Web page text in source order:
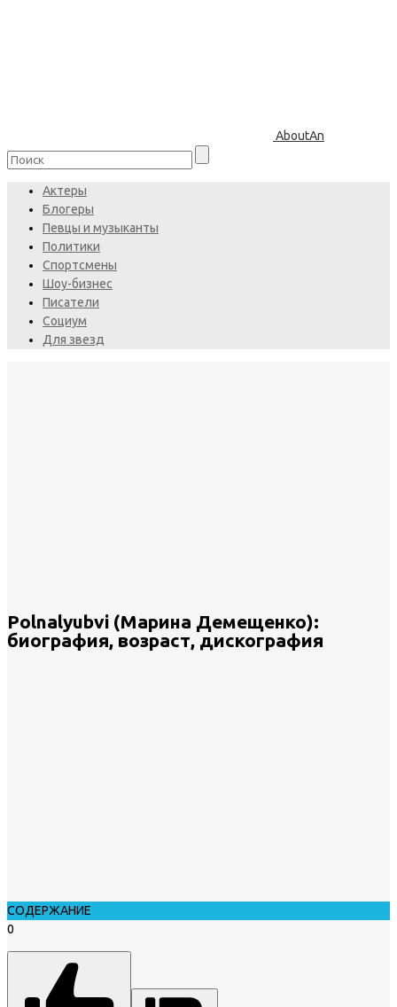
AboutAn
Актеры
Блогеры
Певцы и музыканты
Политики
Спортсмены
Шоу-бизнес
Писатели
Социум
Для звезд
Polnalyubvi (Марина Демещенко):
биография, возраст, дискография
СОДЕРЖАНИЕ
0